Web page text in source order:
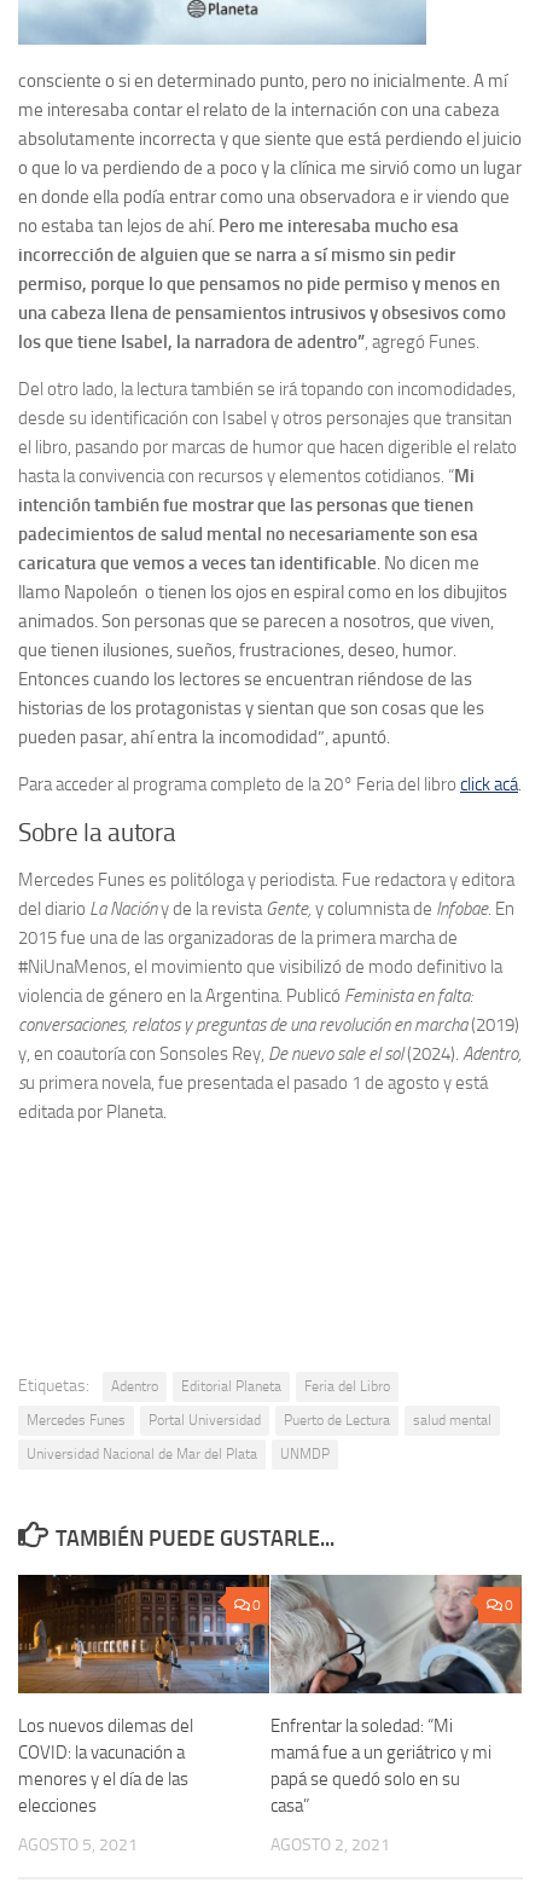
consciente o si en determinado punto, pero no inicialmente. A mí
me interesaba contar el relato de la internación con una cabeza
absolutamente incorrecta y que siente que está perdiendo el juicio
o que lo va perdiendo de a poco y la clínica me sirvió como un lugar
en donde ella podía entrar como una observadora e ir viendo que
no estaba tan lejos de ahí. Pero me interesaba mucho esa
incorrección de alguien que se narra a sí mismo sin pedir
permiso, porque lo que pensamos no pide permiso y menos en
una cabeza llena de pensamientos intrusivos y obsesivos como
los que tiene Isabel, la narradora de adentro”, agregó Funes.
Del otro lado, la lectura también se irá topando con incomodidades,
desde su identificación con Isabel y otros personajes que transitan
el libro, pasando por marcas de humor que hacen digerible el relato
hasta la convivencia con recursos y elementos cotidianos. “Mi
intención también fue mostrar que las personas que tienen
padecimientos de salud mental no necesariamente son esa
caricatura que vemos a veces tan identificable. No dicen me
llamo Napoleón o tienen los ojos en espiral como en los dibujitos
animados. Son personas que se parecen a nosotros, que viven,
que tienen ilusiones, sueños, frustraciones, deseo, humor.
Entonces cuando los lectores se encuentran riéndose de las
historias de los protagonistas y sientan que son cosas que les
pueden pasar, ahí entra la incomodidad”, apuntó.
Para acceder al programa completo de la 20° Feria del libro click acá.
Sobre la autora
Mercedes Funes es politóloga y periodista. Fue redactora y editora
del diario La Nacióny de la revistaGente, y columnista de Infobae. En
2015 fue una de las organizadoras de la primera marcha de
#NiUnaMenos, el movimiento que visibilizó de modo definitivo la
violencia de género en la Argentina. Publicó Feminista en falta:
conversaciones, relatos y preguntas de una revolución en marcha(2019)
y, en coautoría con Sonsoles Rey, De nuevo sale el sol(2024). Adentro,
su primera novela, fue presentada el pasado 1 de agosto y está
editada por Planeta.
Etiquetas: Adentro Editorial Planeta
Feria del Libro
Mercedes Funes
Portal Universidad Puerto de Lectura
salud mental
Universidad Nacional de Mar del Plata
UNMDP
TAMBIÉN PUEDE GUSTARLE...
0
Los nuevos dilemas del
COVID: la vacunación a
menores y el día de las
elecciones
AGOSTO 5, 2021
0
Enfrentar la soledad: “Mi
mamá fue a un geriátrico y mi
papá se quedó solo en su
casa”
AGOSTO 2, 2021